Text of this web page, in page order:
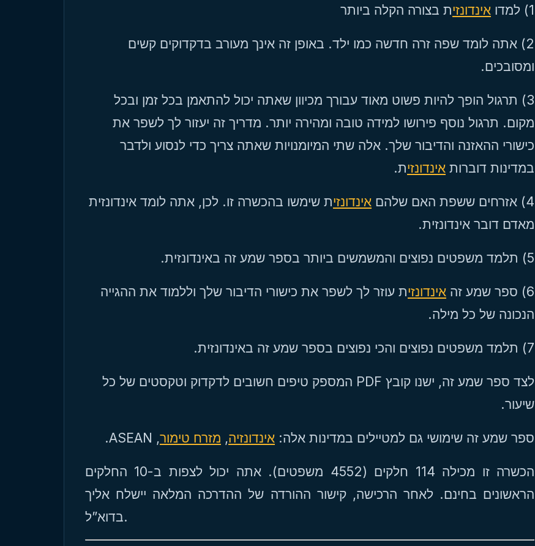
1) למדו אינדונזית בצורה הקלה ביותר
2) אתה לומד שפה זרה חדשה כמו ילד. באופן זה אינך מעורב בדקדוקים קשים
ומסובכים.
3) תרגול הופך להיות פשוט מאוד עבורך מכיוון שאתה יכול להתאמן בכל זמן ובכל
מקום. תרגול נוסף פירושו למידה טובה ומהירה יותר. מדריך זה יעזור לך לשפר את
כישורי ההאזנה והדיבור שלך. אלה שתי המיומנויות שאתה צריך כדי לנסוע ולדבר
במדינות דוברות אינדונזית.
4) אזרחים ששפת האם שלהם אינדונזית שימשו בהכשרה זו. לכן, אתה לומד אינדונזית
מאדם דובר אינדונזית.
5) תלמד משפטים נפוצים והמשמשים ביותר בספר שמע זה באינדונזית.
6) ספר שמע זה אינדונזית עוזר לך לשפר את כישורי הדיבור שלך וללמוד את ההגייה
הנכונה של כל מילה.
7) תלמד משפטים נפוצים והכי נפוצים בספר שמע זה באינדונזית.
לצד ספר שמע זה, ישנו קובץ PDF המספק טיפים חשובים לדקדוק וטקסטים של כל
שיעור.
ספר שמע זה שימושי גם למטיילים במדינות אלה: אינדונזיה, מזרח טימור, ASEAN.
הכשרה זו מכילה 114 חלקים (4552 משפטים). אתה יכול לצפות ב-10 החלקים
הראשונים בחינם. לאחר הרכישה, קישור ההורדה של ההדרכה המלאה יישלח אליך
בדוא”ל.